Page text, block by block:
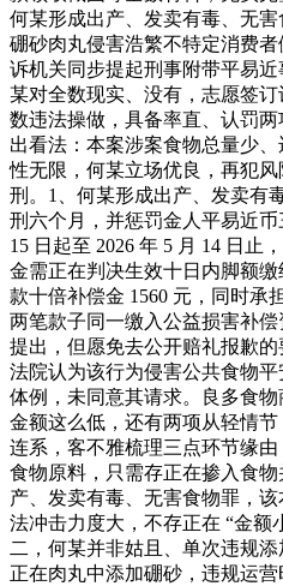
何某形成出产、发卖有毒、无
硼砂肉丸侵害浩繁不特定消费
诉机关同步提起刑事附带平易
某对全数现实、没有，志愿签
数违法操做，具备率直、认罚
出看法：本案涉案食物总量少
性无限，何某立场优良，再犯
刑。1、何某形成出产、发卖有
刑六个月，并惩罚金人平易近币
15 日起至 2026 年 5 月 14 日止
金需正在判决生效十日内脚额
款十倍补偿金 1560 元，同时承
两笔款子同一缴入公益损害补
提出，但愿免去公开赔礼报歉
法院认为该行为侵害公共食物
体例，未同意其请求。良多食
金额这么低，还有两项从轻情
连系，客不雅梳理三点环节缘
食物原料，只需存正在掺入食
产、发卖有毒、无害食物罪，
法冲击力度大，不存正在 “金额
二，何某并非姑且、单次违规
正在肉丸中添加硼砂，违规运